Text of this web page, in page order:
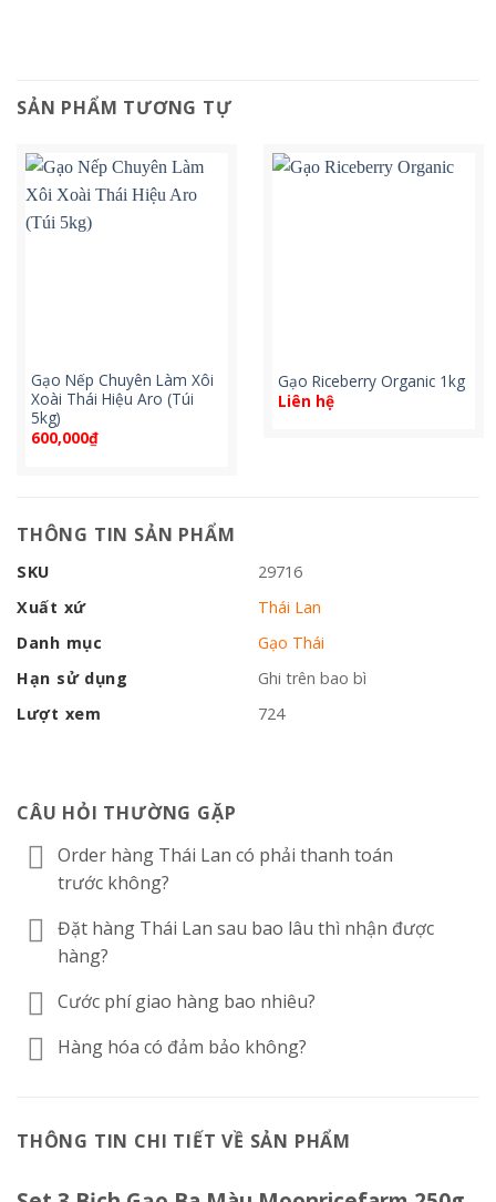
SẢN PHẨM TƯƠNG TỰ
Gạo Nếp Chuyên Làm Xôi
Xoài Thái Hiệu Aro (Túi
5kg)
600,000₫
Gạo Riceberry Organic 1kg
Liên hệ
THÔNG TIN SẢN PHẨM
SKU
29716
Xuất xứ
Thái Lan
Danh mục
Gạo Thái
Hạn sử dụng
Ghi trên bao bì
Lượt xem
724
CÂU HỎI THƯỜNG GẶP
Order hàng Thái Lan có phải thanh toán
trước không?
Đặt hàng Thái Lan sau bao lâu thì nhận được
hàng?
Cước phí giao hàng bao nhiêu?
Hàng hóa có đảm bảo không?
THÔNG TIN CHI TIẾT VỀ SẢN PHẨM